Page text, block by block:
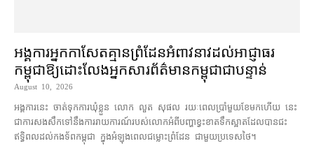
អង្គការ​អ្នកកាសែត​គ្មាន​ព្រំដែន​អំពាវនាវ​ដល់​អាជ្ញាធរ​
កម្ពុជា​ឱ្យ​ដោះលែង​អ្នកសារព័ត៌មាន​កម្ពុជា​ជា​បន្ទាន់
August 10, 2026
អង្គការ​នេះ ចាត់ទុក​ការ​ឃុំខ្លួន លោក លួត សុផល រយៈពេល​ប្រាំ​មួយ​ខែ​មក​ហើយ នេះ​
ជា​ការ​សងសឹក​ទៅ​នឹង​ការ​រាយការណ៍​របស់​លោក​អំពី​បញ្ហា​ខ្វះខាត​ទឹក​ស្អាត​ដែល​បាន​ជះ
ឥទ្ធិពល​ដល់​កងទ័ព​កម្ពុជា ក្នុងអំឡុងពេល​ជម្លោះព្រំដែន ជាមួយ​ប្រទេស​ថៃ។